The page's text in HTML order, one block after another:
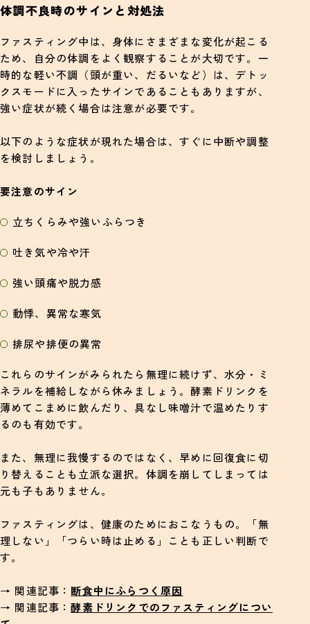
体調不良時のサインと対処法
ファスティング中は、身体にさまざまな変化が起こる
ため、自分の体調をよく観察することが大切です。一
時的な軽い不調（頭が重い、だるいなど）は、デトッ
クスモードに入ったサインであることもありますが、
強い症状が続く場合は注意が必要です。
以下のような症状が現れた場合は、すぐに中断や調整
を検討しましょう。
要注意のサイン
立ちくらみや強いふらつき
吐き気や冷や汗
強い頭痛や脱力感
動悸、異常な寒気
排尿や排便の異常
これらのサインがみられたら無理に続けず、水分・ミ
ネラルを補給しながら休みましょう。酵素ドリンクを
薄めてこまめに飲んだり、具なし味噌汁で温めたりす
るのも有効です。
また、無理に我慢するのではなく、早めに回復食に切
り替えることも立派な選択。体調を崩してしまっては
元も子もありません。
ファスティングは、健康のためにおこなうもの。「無
理しない」「つらい時は止める」ことも正しい判断で
す。
→ 関連記事： 断食中にふらつく原因
→ 関連記事：酵素ドリンクでのファスティングについ